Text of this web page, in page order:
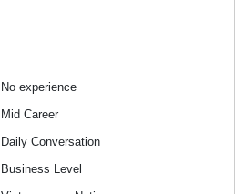
No experience
Mid Career
Daily Conversation
Business Level